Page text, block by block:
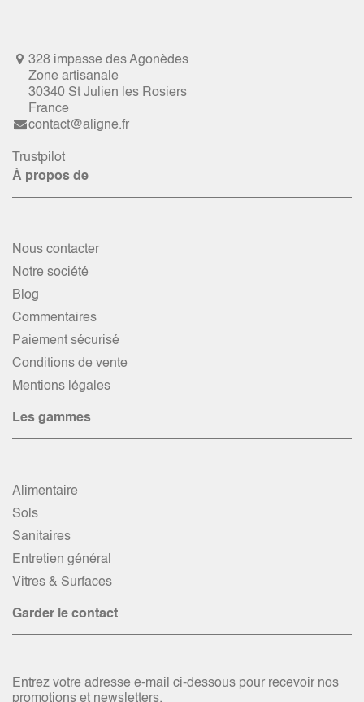
328 impasse des Agonèdes
Zone artisanale
30340 St Julien les Rosiers
France
contact@aligne.fr
Trustpilot
À propos de
Nous contacter
Notre société
Blog
Commentaires
Paiement sécurisé
Conditions de vente
Mentions légales
Les gammes
Alimentaire
Sols
Sanitaires
Entretien général
Vitres & Surfaces
Garder le contact
Entrez votre adresse e-mail ci-dessous pour recevoir nos
promotions et newsletters.